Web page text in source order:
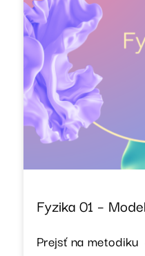
Fyzika 01 –
Prejsť na